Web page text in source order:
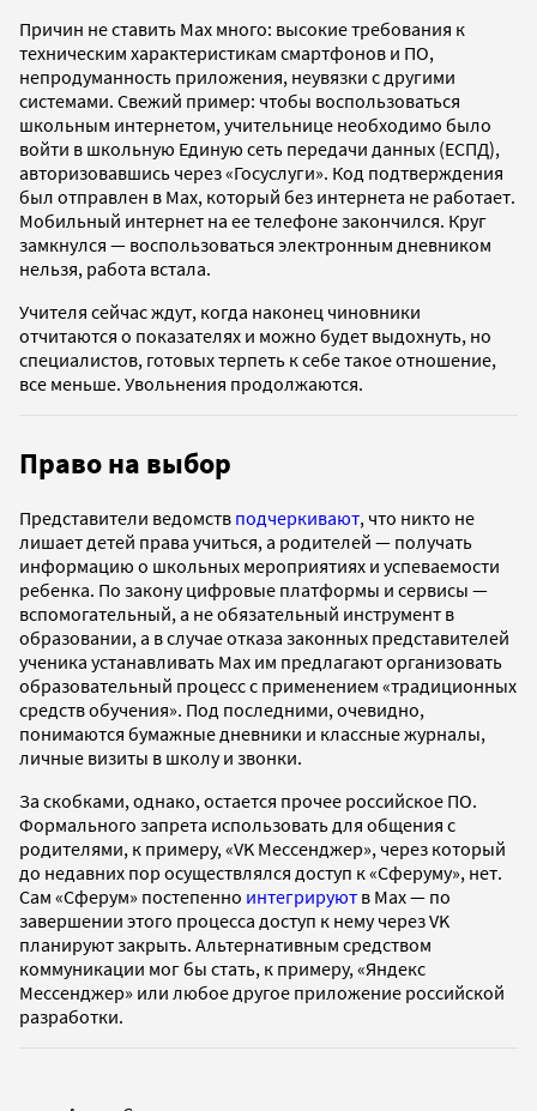
Причин не ставить Мах много: высокие требования к
техническим характеристикам смартфонов и ПО,
непродуманность приложения, неувязки с другими
системами. Свежий пример: чтобы воспользоваться
школьным интернетом, учительнице необходимо было
войти в школьную Единую сеть передачи данных (ЕСПД),
авторизовавшись через «Госуслуги». Код подтверждения
был отправлен в Max, который без интернета не работает.
Мобильный интернет на ее телефоне закончился. Круг
замкнулся — воспользоваться электронным дневником
нельзя, работа встала.
Учителя сейчас ждут, когда наконец чиновники
отчитаются о показателях и можно будет выдохнуть, но
специалистов, готовых терпеть к себе такое отношение,
все меньше. Увольнения продолжаются.
Право на выбор
Представители ведомств подчеркивают, что никто не
лишает детей права учиться, а родителей — получать
информацию о школьных мероприятиях и успеваемости
ребенка. По закону цифровые платформы и сервисы —
вспомогательный, а не обязательный инструмент в
образовании, а в случае отказа законных представителей
ученика устанавливать Max им предлагают организовать
образовательный процесс с применением «традиционных
средств обучения». Под последними, очевидно,
понимаются бумажные дневники и классные журналы,
личные визиты в школу и звонки.
За скобками, однако, остается прочее российское ПО.
Формального запрета использовать для общения с
родителями, к примеру, «VK Мессенджер», через который
до недавних пор осуществлялся доступ к «Сферуму», нет.
Сам «Сферум» постепенно интегрируют в Max — по
завершении этого процесса доступ к нему через VK
планируют закрыть. Альтернативным средством
коммуникации мог бы стать, к примеру, «Яндекс
Мессенджер» или любое другое приложение российской
разработки.